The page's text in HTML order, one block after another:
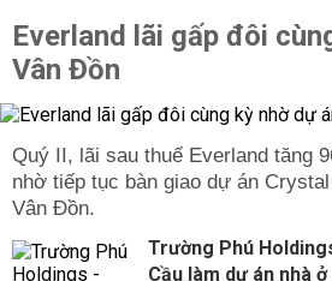
Everland lãi gấp đôi
Vân Đồn
Quý II, lãi sau thuế Everland tăng
nhờ tiếp tục bàn giao dự án
Vân Đồn.
Trường Phú
Cầu làm dự án nhà